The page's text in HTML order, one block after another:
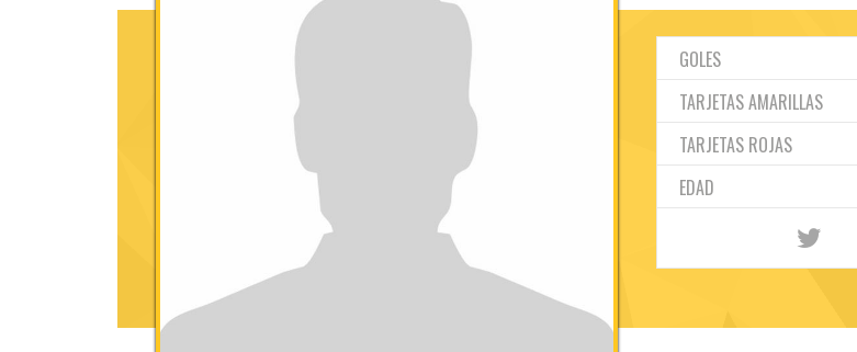
GOLES
TARJETAS AMARILLAS
TARJETAS ROJAS
EDAD